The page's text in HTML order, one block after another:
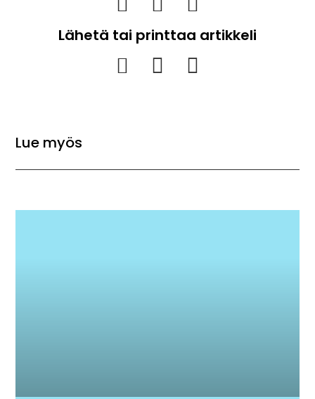
Lähetä tai printtaa artikkeli
Hammi 26.4.-ikuinen
Lue myös